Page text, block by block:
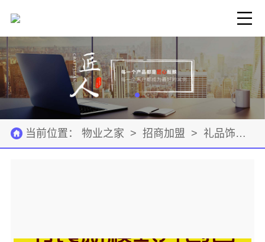
当前位置： 物业之家 > 招商加盟 > 礼品饰品